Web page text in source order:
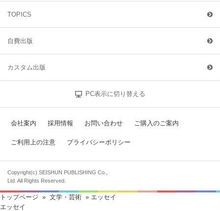
TOPICS
自費出版
カスタム出版
PC表示に切り替える
会社案内 採用情報 お問い合わせ ご購入のご案内
ご利用上の注意 プライバシーポリシー
Copyright(c) SEISHUN PUBLISHING Co.,
Ltd. All Rights Reserved.
トップページ » 文学・芸術 » エッセイ
エッセイ